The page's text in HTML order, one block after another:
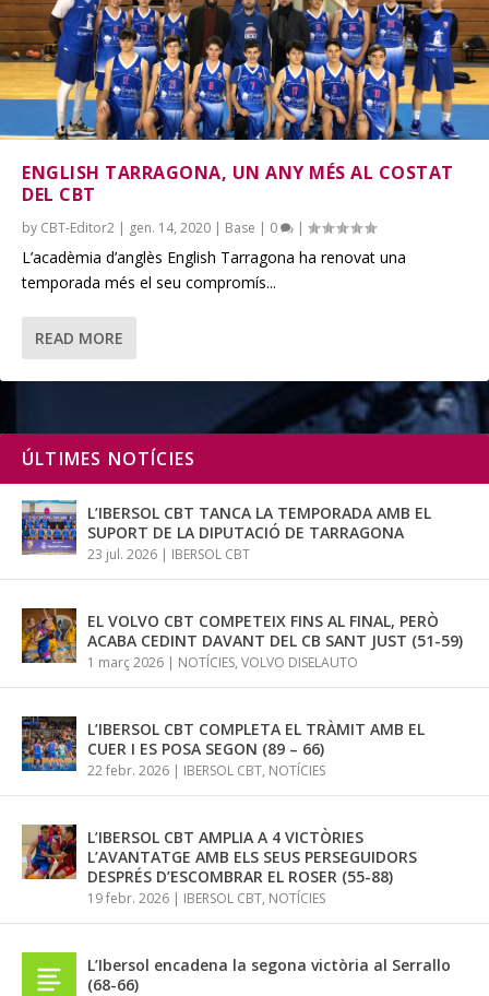
ENGLISH TARRAGONA, UN ANY MÉS AL COSTAT
DEL CBT
by CBT-Editor2 | gen. 14, 2020 | Base | 0 |
L’acadèmia d’anglès English Tarragona ha renovat una
temporada més el seu compromís...
READ MORE
ÚLTIMES NOTÍCIES
L’IBERSOL CBT TANCA LA TEMPORADA AMB EL
SUPORT DE LA DIPUTACIÓ DE TARRAGONA
23 jul. 2026 | IBERSOL CBT
EL VOLVO CBT COMPETEIX FINS AL FINAL, PERÒ
ACABA CEDINT DAVANT DEL CB SANT JUST (51-59)
1 març 2026 | NOTÍCIES, VOLVO DISELAUTO
L’IBERSOL CBT COMPLETA EL TRÀMIT AMB EL
CUER I ES POSA SEGON (89 – 66)
22 febr. 2026 | IBERSOL CBT, NOTÍCIES
L’IBERSOL CBT AMPLIA A 4 VICTÒRIES
L’AVANTATGE AMB ELS SEUS PERSEGUIDORS
DESPRÉS D’ESCOMBRAR EL ROSER (55-88)
19 febr. 2026 | IBERSOL CBT, NOTÍCIES
L’Ibersol encadena la segona victòria al Serrallo
(68-66)